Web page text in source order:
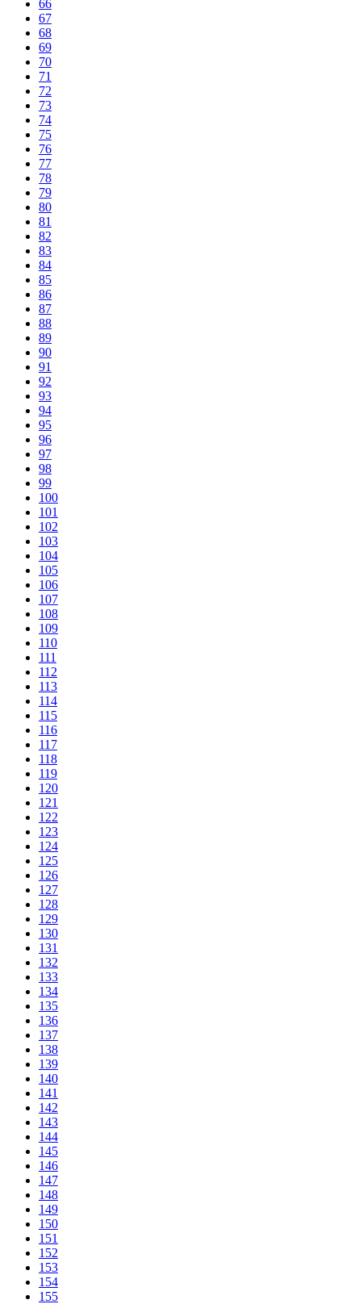
66
67
68
69
70
71
72
73
74
75
76
77
78
79
80
81
82
83
84
85
86
87
88
89
90
91
92
93
94
95
96
97
98
99
100
101
102
103
104
105
106
107
108
109
110
111
112
113
114
115
116
117
118
119
120
121
122
123
124
125
126
127
128
129
130
131
132
133
134
135
136
137
138
139
140
141
142
143
144
145
146
147
148
149
150
151
152
153
154
155